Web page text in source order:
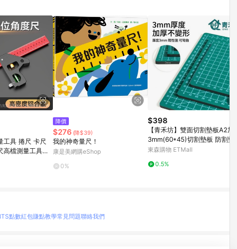
工具 捲尺 卡尺
高檔測量工具鋁
平多功能定位
降價
$276 (降$39)
我的神奇量尺！
康是美網購eShop
0%
$398
【青禾坊】雙面切割墊板A2加厚
3mm(60*45)切割墊板 防割墊
桌墊
東森購物 ETMall
0.5%
點數紅包賺點教學常見問題聯絡我們